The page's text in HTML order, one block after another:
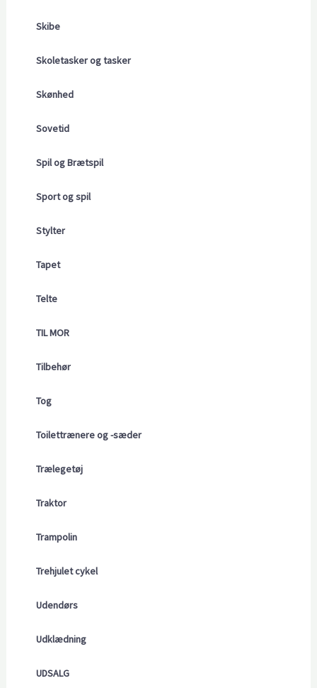
Skibe
Skoletasker og tasker
Skønhed
Sovetid
Spil og Brætspil
Sport og spil
Stylter
Tapet
Telte
TIL MOR
Tilbehør
Tog
Toilettrænere og -sæder
Trælegetøj
Traktor
Trampolin
Trehjulet cykel
Udendørs
Udklædning
UDSALG